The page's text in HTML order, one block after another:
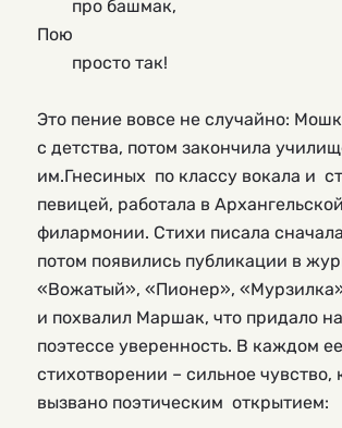
Пою
Это пение вовсе не случайно:
с детства, потом закончила
им.Гнесиных  по классу вокала и
певицей, работала в Архангельской
филармонии. Стихи писала
потом появились публикации в
«Вожатый», «Пионер»,
и похвалил Маршак, что придало
поэтессе уверенность. В каждом ее
стихотворении – сильное чувство,
вызвано поэтическим  открытием: